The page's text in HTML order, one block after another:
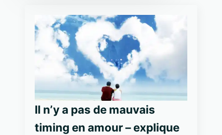
Il n’y a pas de mauvais
timing en amour – explique